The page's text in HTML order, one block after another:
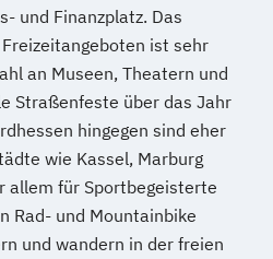
und Finanzplatz. Das
ist sehr
an Museen, Theatern und
Straßenfeste über das Jahr
hingegen sind eher
wie Kassel, Marburg
allem für Sportbegeisterte
Rad- und Mountainbike
und wandern in der freien